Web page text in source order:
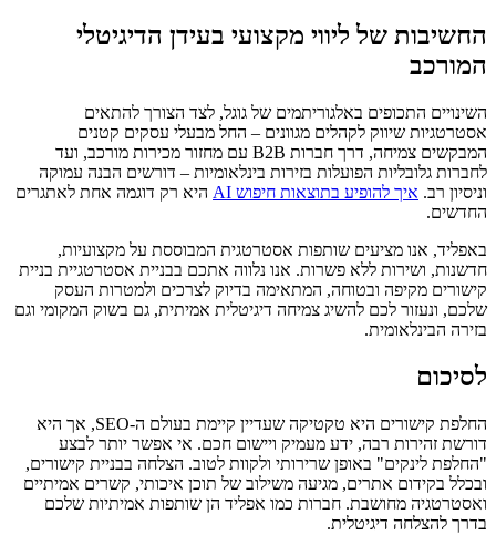
החשיבות של ליווי מקצועי בעידן הדיגיטלי
המורכב
השינויים התכופים באלגוריתמים של גוגל, לצד הצורך להתאים
אסטרטגיות שיווק לקהלים מגוונים – החל מבעלי עסקים קטנים
המבקשים צמיחה, דרך חברות B2B עם מחזור מכירות מורכב, ועד
לחברות גלובליות הפועלות בזירות בינלאומיות – דורשים הבנה עמוקה
וניסיון רב. איך להופיע בתוצאות חיפוש AI
היא רק דוגמה אחת לאתגרים
החדשים.
באפליד, אנו מציעים שותפות אסטרטגית המבוססת על מקצועיות,
חדשנות, ושירות ללא פשרות. אנו נלווה אתכם בבניית אסטרטגיית בניית
קישורים מקיפה ובטוחה, המתאימה בדיוק לצרכים ולמטרות העסק
שלכם, ונעזור לכם להשיג צמיחה דיגיטלית אמיתית, גם בשוק המקומי וגם
בזירה הבינלאומית.
לסיכום
החלפת קישורים היא טקטיקה שעדיין קיימת בעולם ה-SEO, אך היא
דורשת זהירות רבה, ידע מעמיק ויישום חכם. אי אפשר יותר לבצע
"החלפת לינקים" באופן שרירותי ולקוות לטוב. הצלחה בבניית קישורים,
ובכלל בקידום אתרים, מגיעה משילוב של תוכן איכותי, קשרים אמיתיים
ואסטרטגיה מחושבת. חברות כמו אפליד הן שותפות אמיתיות שלכם
בדרך להצלחה דיגיטלית.